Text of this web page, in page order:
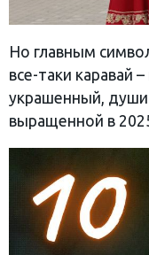
Но главным
все-таки каравай
украшенный,
выращенной в